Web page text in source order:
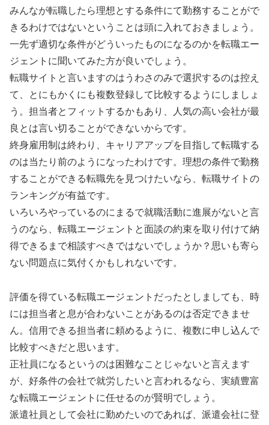
みんなが転職したら理想とする条件にて勤務することがで
きるわけではないということは頭に入れておきましょう。
一先ず適切な条件がどういったものになるのかを転職エー
ジェントに聞いてみた方が良いでしょう。
転職サイトと言いますのはうわさのみで選択するのは控え
て、とにもかくにも複数登録して比較するようにしましょ
う。担当者とフィットするかもあり、人気の高い会社が最
良とは言い切ることができないからです。
終身雇用制は終わり、キャリアアップを目指して転職する
のは当たり前のようになったわけです。理想の条件で勤務
することができる転職先を見つけたいなら、転職サイトの
ランキングが有益です。
いろいろやっているのにまるで就職活動に進展がないと言
うのなら、転職エージェントと面談の約束を取り付けて納
得できるまで相談すべきではないでしょうか？思いも寄ら
ない問題点に気付くかもしれないです。
評価を得ている転職エージェントだったとしましても、時
には担当者と息が合わないことがあるのは否定できませ
ん。信用できる担当者に頼めるように、複数に申し込んで
比較すべきだと思います。
正社員になるというのは困難なことじゃないと言えます
が、好条件の会社で就労したいと言われるなら、実績豊富
な転職エージェントに任せるのが賢明でしょう。
派遣社員として会社に勤めたいのであれば、派遣会社に登